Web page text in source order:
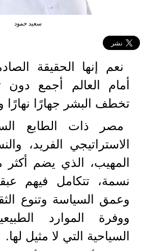
سعيد حمود
نعم إنها الحقيقة
أمام العالم أجمع
تخطف البشر جهارًا نهارًا
مصر ذات الطابع
الاستراتيجي الفريد،
نسمة، تتكامل فيهم
وعمق السياسة وتنوع
ووفرة الموارد
السياحية التي لا مثيل لها.